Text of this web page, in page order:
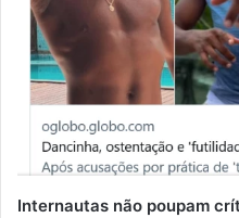
Internautas não poupam